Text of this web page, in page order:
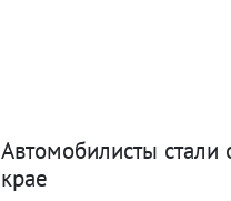
Автомобилисты
крае